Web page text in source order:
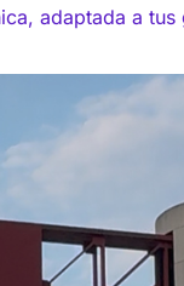
adaptada a tus